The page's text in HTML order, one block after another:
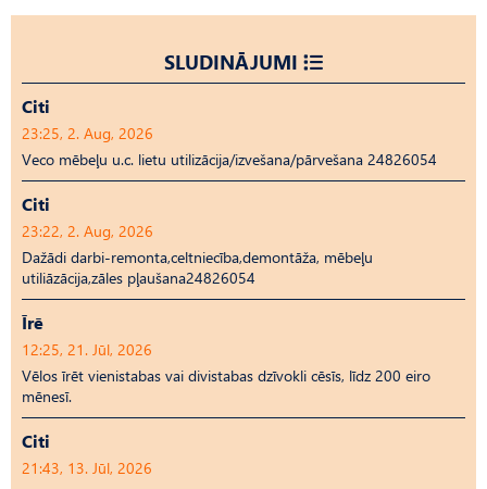
SLUDINĀJUMI
Citi
23:25, 2. Aug, 2026
Veco mēbeļu u.c. lietu utilizācija/izvešana/pārvešana 24826054
Citi
23:22, 2. Aug, 2026
Dažādi darbi-remonta,celtniecība,demontāža, mēbeļu
utiliāzācija,zāles pļaušana24826054
Īrē
12:25, 21. Jūl, 2026
Vēlos īrēt vienistabas vai divistabas dzīvokli cēsīs, līdz 200 eiro
mēnesī.
Citi
21:43, 13. Jūl, 2026